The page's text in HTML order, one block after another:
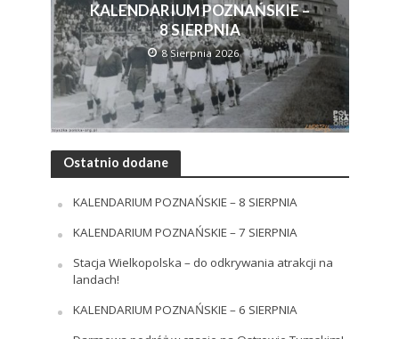
KALENDARIUM POZNAŃSKIE –
8 SIERPNIA
8 Sierpnia 2026
Ostatnio dodane
KALENDARIUM POZNAŃSKIE – 8 SIERPNIA
KALENDARIUM POZNAŃSKIE – 7 SIERPNIA
Stacja Wielkopolska – do odkrywania atrakcji na
landach!
KALENDARIUM POZNAŃSKIE – 6 SIERPNIA